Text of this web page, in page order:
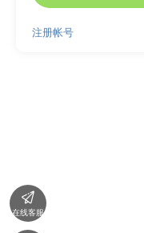
注册帐号

在线客服